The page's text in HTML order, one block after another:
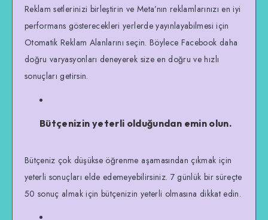
Reklam setlerinizi birleştirin ve Meta’nın reklamlarınızı en iyi
performans gösterecekleri yerlerde yayınlayabilmesi için
Otomatik Reklam Alanlarını seçin. Böylece Facebook daha
doğru varyasyonları deneyerek size en doğru ve hızlı
sonuçları getirsin.
Bütçenizin yeterli olduğundan emin olun.
Bütçeniz çok düşükse öğrenme aşamasından çıkmak için
yeterli sonuçları elde edemeyebilirsiniz. 7 günlük bir süreçte
50 sonuç almak için bütçenizin yeterli olmasına dikkat edin.